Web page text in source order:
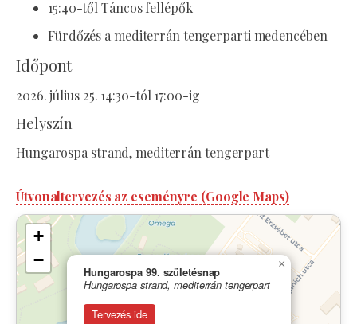
15:40-től Táncos fellépők
Fürdőzés a mediterrán tengerparti medencében
Időpont
2026. július 25. 14:30-tól 17:00-ig
Helyszín
Hungarospa strand, mediterrán tengerpart
Útvonaltervezés az eseményre (Google Maps)
Hungarospa 99. születésnap
Hungarospa strand, mediterrán tengerpart
Tervezés ide
×
+
−